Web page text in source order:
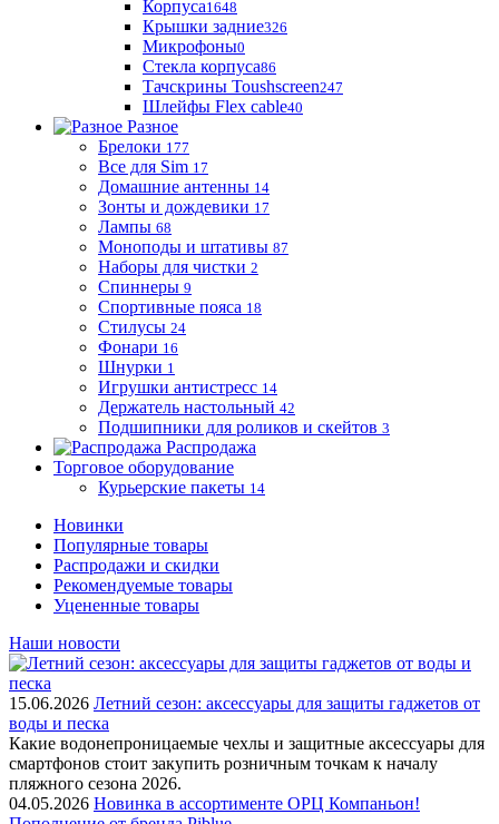
Корпуса1648
Крышки задние326
Микрофоны0
Стекла корпуса86
Тачскрины Toushscreen247
Шлейфы Flex cable40
Разное
Брелоки 177
Все для Sim 17
Домашние антенны 14
Зонты и дождевики 17
Лампы 68
Моноподы и штативы 87
Наборы для чистки 2
Спиннеры 9
Спортивные пояса 18
Стилусы 24
Фонари 16
Шнурки 1
Игрушки антистресс 14
Держатель настольный 42
Подшипники для роликов и скейтов 3
Распродажа
Торговое оборудование
Курьерские пакеты 14
Новинки
Популярные товары
Распродажи и скидки
Рекомендуемые товары
Уцененные товары
Наши новости
15.06.2026 Летний сезон: аксессуары для защиты гаджетов от
воды и песка
Какие водонепроницаемые чехлы и защитные аксессуары для
смартфонов стоит закупить розничным точкам к началу
пляжного сезона 2026.
04.05.2026 Новинка в ассортименте OРЦ Компаньон!